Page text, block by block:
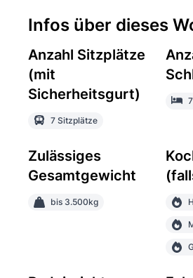
Infos über dieses
Anzahl Sitzplätze
(mit
Sicherheitsgurt)
7 Sitzplätze
Zulässiges
Gesamtgewicht
bis 3.500kg